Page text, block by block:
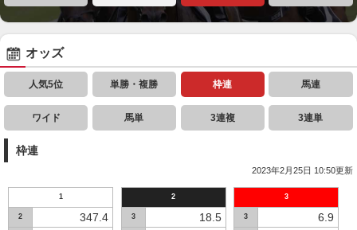
オッズ
人気5位 単勝・複勝 枠連 馬連
ワイド 馬単 3連複 3連単
枠連
2023年2月25日 10:50更新
1
2 347.4
2
3 18.5
3
3 6.9